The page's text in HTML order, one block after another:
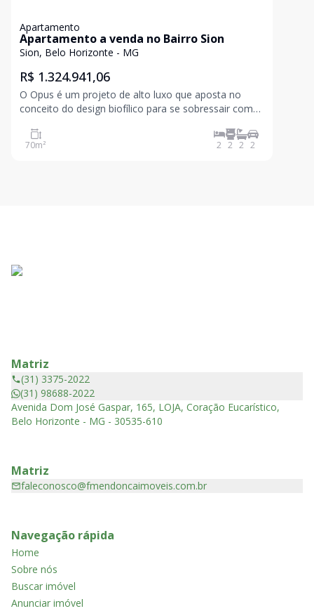
Apartamento
Apartamento a venda no Bairro Sion
Sion, Belo Horizonte - MG
R$ 1.324.941,06
O Opus é um projeto de alto luxo que aposta no
conceito do design biofílico para se sobressair como
elegantes muxarabis e jardim vertical impactam, com
exclusividade, o cenário ao redor. A arquitetura flui
70m² 2 2 2 2
Matriz
(31) 3375-2022
(31) 98688-2022
Avenida Dom José Gaspar, 165, LOJA, Coração Eucarístico,
Belo Horizonte - MG - 30535-610
Matriz
faleconosco@fmendoncaimoveis.com.br
Navegação rápida
Home
Sobre nós
Buscar imóvel
Anunciar imóvel